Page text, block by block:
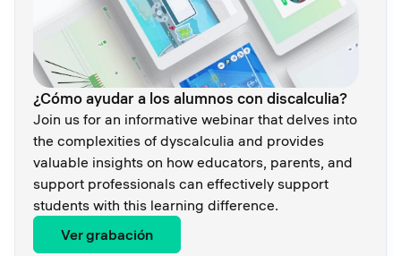
¿Cómo ayudar a los alumnos con discalculia?
Join us for an informative webinar that delves into
the complexities of dyscalculia and provides
valuable insights on how educators, parents, and
support professionals can effectively support
students with this learning difference.
Ver grabación